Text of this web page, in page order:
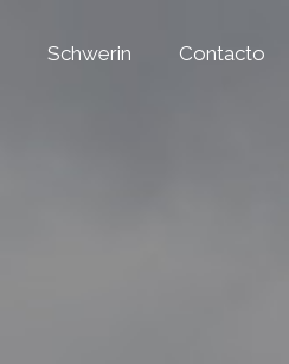
Schwerin Contacto